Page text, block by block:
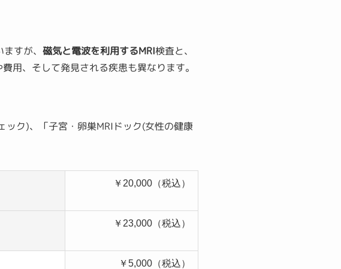
ますが、磁気と電波を利用するMRI検査と、
用、そして発見される疾患も異なります。
ック)、「子宮・卵巣MRIドック(女性の健康
￥20,000（税込）
￥23,000（税込）
￥5,000（税込）